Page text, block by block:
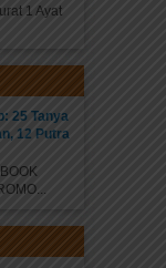
1 Ayat
25 Tanya
12 Putra